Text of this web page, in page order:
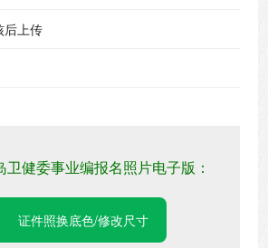
后上传
健委事业编报名照片电子版：
证件照换底色/修改尺寸